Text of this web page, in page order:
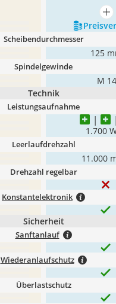
Scheibendurchmesser
125
Spindelgewinde
M 14
Technik
Leistungsaufnahme
1.700
Leerlaufdrehzahl
11.000
Drehzahl regelbar
Konstantelektronik
Sicherheit
Sanftanlauf
Wiederanlaufschutz
Überlastschutz